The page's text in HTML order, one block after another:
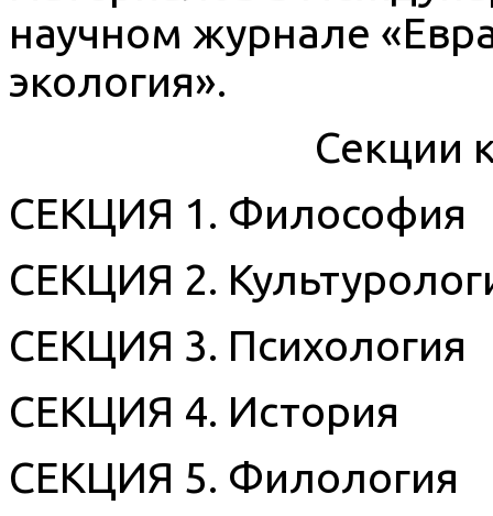
научном журнале
экология».
Секции
СЕКЦИЯ 1. Философия
СЕКЦИЯ 2.
СЕКЦИЯ 3. Психология
СЕКЦИЯ 4. История
СЕКЦИЯ 5. Филология